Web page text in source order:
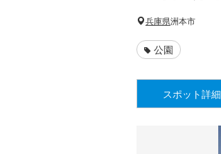
兵庫県洲本市
公園
スポット詳細